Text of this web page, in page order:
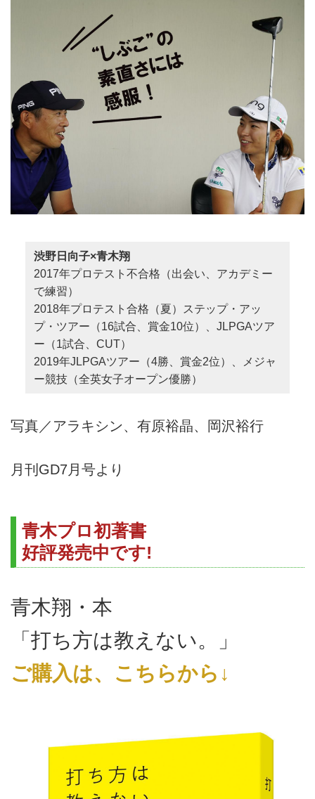
渋野日向子×青木翔
2017年プロテスト不合格（出会い、アカデミー
で練習）
2018年プロテスト合格（夏）ステップ・アッ
プ・ツアー（16試合、賞金10位）、JLPGAツア
ー（1試合、CUT）
2019年JLPGAツアー（4勝、賞金2位）、メジャ
ー競技（全英女子オープン優勝）
写真／アラキシン、有原裕晶、岡沢裕行
月刊GD7月号より
青木プロ初著書
好評発売中です!
青木翔・本
「打ち方は教えない。」
ご購入は、こちらから↓